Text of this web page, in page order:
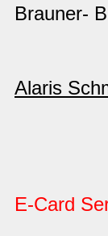
Brauner-
Alaris
E-Card